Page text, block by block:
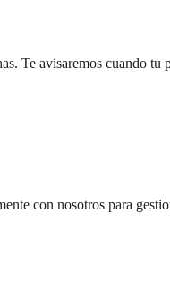
Te avisaremos cuando tu
con nosotros para